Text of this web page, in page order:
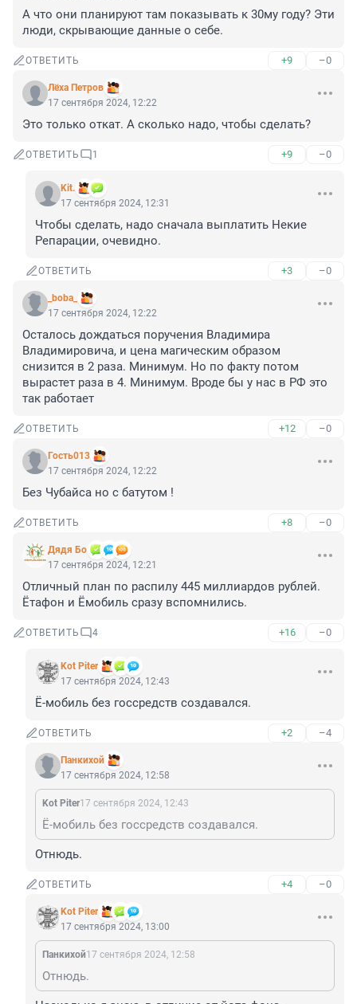
А что они планируют там показывать к 30му году? Эти
люди, скрывающие данные о себе.
ОТВЕТИТЬ +9 –0
Лёxа Петров
17 сентября 2024, 12:22
Это только откат. А сколько надо, чтобы сделать?
ОТВЕТИТЬ 1 +9 –0
Kit.
17 сентября 2024, 12:31
Чтобы сделать, надо сначала выплатить Некие
Репарации, очевидно.
ОТВЕТИТЬ +3 –0
_boba_
17 сентября 2024, 12:22
Осталось дождаться поручения Владимира
Владимировича, и цена магическим образом
снизится в 2 раза. Минимум. Но по факту потом
вырастет раза в 4. Минимум. Вроде бы у нас в РФ это
так работает
ОТВЕТИТЬ +12 –0
Гость013
17 сентября 2024, 12:22
Без Чубайса но с батутом !
ОТВЕТИТЬ +8 –0
Дядя Бо
17 сентября 2024, 12:21
Отличный план по распилу 445 миллиардов рублей.
Ётафон и Ёмобиль сразу вспомнились.
ОТВЕТИТЬ 4 +16 –0
Kot Piter
17 сентября 2024, 12:43
Ё-мобиль без госсредств создавался.
ОТВЕТИТЬ +2 –4
Панкихой
17 сентября 2024, 12:58
Kot Piter17 сентября 2024, 12:43
Ё-мобиль без госсредств создавался.
Отнюдь.
ОТВЕТИТЬ +4 –0
Kot Piter
17 сентября 2024, 13:00
Панкихой17 сентября 2024, 12:58
Отнюдь.